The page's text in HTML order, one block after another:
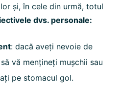
lor și, în cele din urmă, totul
dvs. personale:
: dacă aveți nevoie de
vă mențineți mușchii sau
pe stomacul gol.